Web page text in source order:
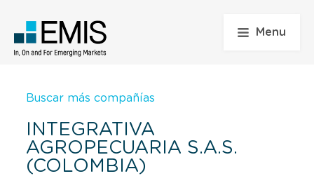
Menu
Buscar más compañías
INTEGRATIVA
AGROPECUARIA S.A.S.
(COLOMBIA)